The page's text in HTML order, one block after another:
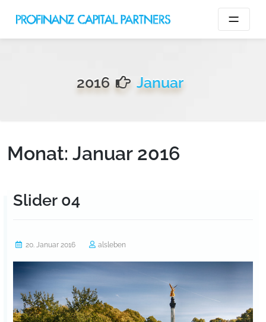
2016 Januar
Monat: Januar 2016
Slider 04
20. Januar 2016 alsleben